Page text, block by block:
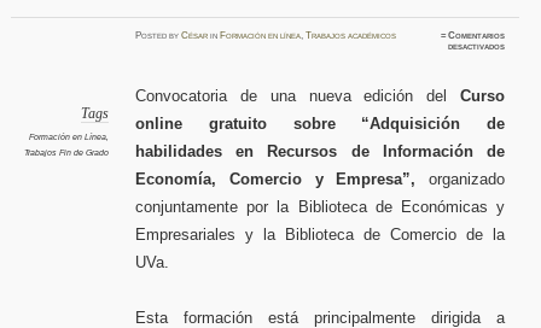
PostedbyCésar in Formación en línea ,Trabajos académicos ≈Comentarios
desactivadosen
de
de
y
Tags
Formación en Línea,
Trabajos Fin de Grado
Convocatoria de una nueva edición delCurso
online gratuito sobre “Adquisición de
habilidades en Recursos de Información de
Economía, Comercio y Empresa”, organizado
conjuntamente por la Biblioteca de Económicas y
Empresariales y la Biblioteca de Comercio de la
UVa.
Esta formación está principalmente dirigida a